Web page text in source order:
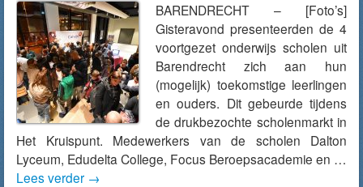
BARENDRECHT – [Foto’s]
Gisteravond presenteerden de 4
voortgezet onderwijs scholen uit
Barendrecht zich aan hun
(mogelijk) toekomstige leerlingen
en ouders. Dit gebeurde tijdens
de drukbezochte scholenmarkt in
Het Kruispunt. Medewerkers van de scholen Dalton
Lyceum, Edudelta College, Focus Beroepsacademie en …
Lees verder →